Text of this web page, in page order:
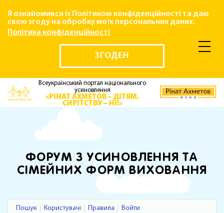
Я ознайомився із Політикою конфіденційності та даю
свою згоду на обробку моїх персональних даних.
Політика конфіденційності
ЗГОДЕН
Всеукраїнський портал національного
усиновлення
«РІНАТ АХМЕТОВ – ДІТЯМ.
СИРІТСТВУ – НІ!»
ФОРУМ З УСИНОВЛЕННЯ ТА
СІМЕЙНИХ ФОРМ ВИХОВАННЯ
Пошук Користувачі Правила Войти